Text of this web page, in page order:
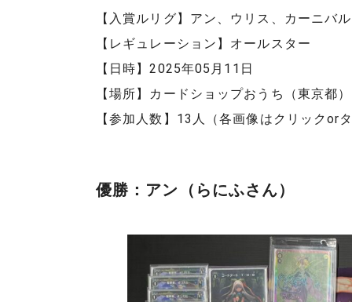
【入賞ルリグ】アン、ウリス、カーニバ
【レギュレーション】オールスター
【日時】2025年05月11日
【場所】カードショップおうち（東京都）
【参加人数】13人（各画像はクリックor
優勝：アン（らにふさん）